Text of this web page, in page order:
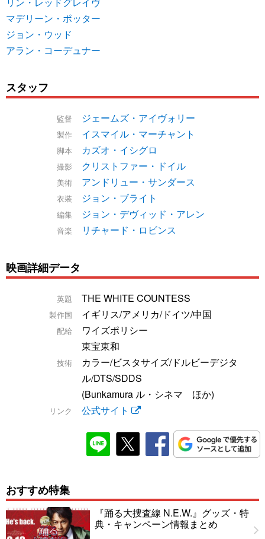
マデリーン・ポッター
ジョン・ウッド
アラン・コーデュナー
スタッフ
監督 ジェームズ・アイヴォリー
製作 イスマイル・マーチャント
脚本 カズオ・イシグロ
撮影 クリストファー・ドイル
美術 アンドリュー・サンダース
衣装 ジョン・ブライト
編集 ジョン・デヴィッド・アレン
音楽 リチャード・ロビンス
映画詳細データ
英題 THE WHITE COUNTESS
製作国 イギリス/アメリカ/ドイツ/中国
配給
ワイズポリシー
東宝東和
技術
カラー/ビスタサイズ/ドルビーデジタ
ル/DTS/SDDS
(Bunkamura ル・シネマ ほか)
リンク 公式サイト
おすすめ特集
『踊る大捜査線 N.E.W.』グッズ・特
典・キャンペーン情報まとめ